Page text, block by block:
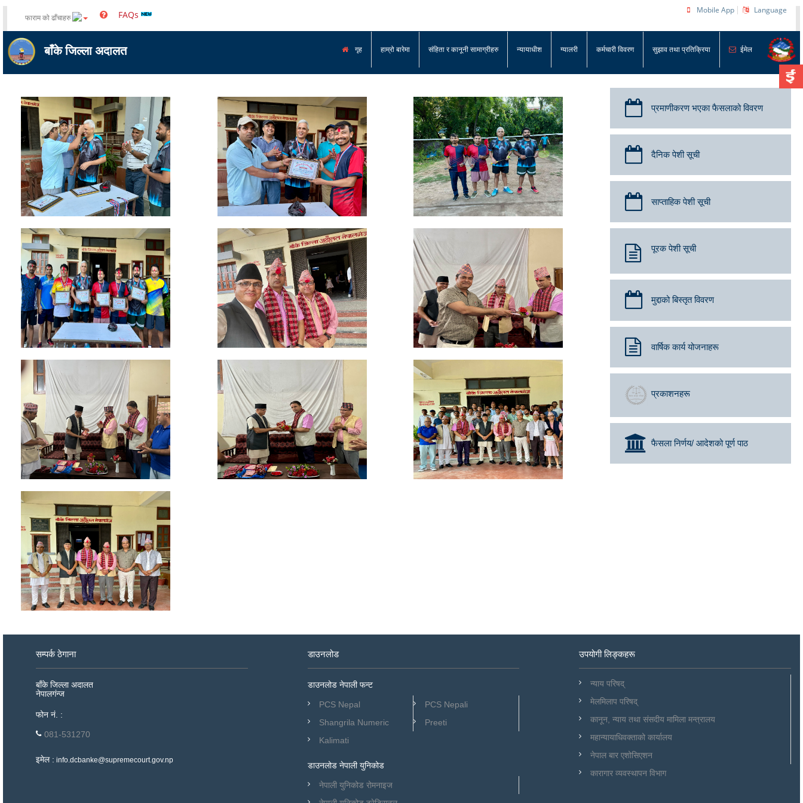
फाराम को ढाँचाहरु FAQs Mobile App Language
बाँके जिल्ला अदालत गृह हाम्रो बारेमा संहिता र कानूनी सामाग्रीहरु न्यायाधीश ग्यालरी कर्मचारी विवरण सुझाव तथा प्रतिक्रिया ईमेल
प्रमाणीकरण भएका फैसलाको विवरण
दैनिक पेशी सूची
साप्ताहिक पेशी सूची
पूरक पेशी सूची
मुद्दाको बिस्तृत विवरण
वार्षिक कार्य योजनाहरू
प्रकाशनहरू
फैसला निर्णय/ आदेशको पूर्ण पाठ
सम्पर्क ठेगाना
बाँके जिल्ला अदालत
नेपालगंन्ज
फोन नं. :
081-531270
इमेल : info.dcbanke@supremecourt.gov.np
डाउनलोड
डाउनलोड नेपाली फन्ट
PCS Nepal
PCS Nepali
Shangrila Numeric
Preeti
Kalimati
डाउनलोड नेपाली युनिकोड
नेपाली युनिकोड रोमनाइज
उपयोगी लिङ्कहरू
न्याय परिषद्
मेलमिलाप परिषद्
कानून, न्याय तथा संसदीय मामिला मन्त्रालय
महान्यायाधिवक्ताको कार्यालय
नेपाल बार एशोसिएशन
कारागार व्यवस्थापन विभाग